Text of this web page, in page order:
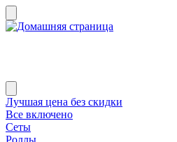
Лучшая цена без скидки
Все включено
Сеты
Роллы